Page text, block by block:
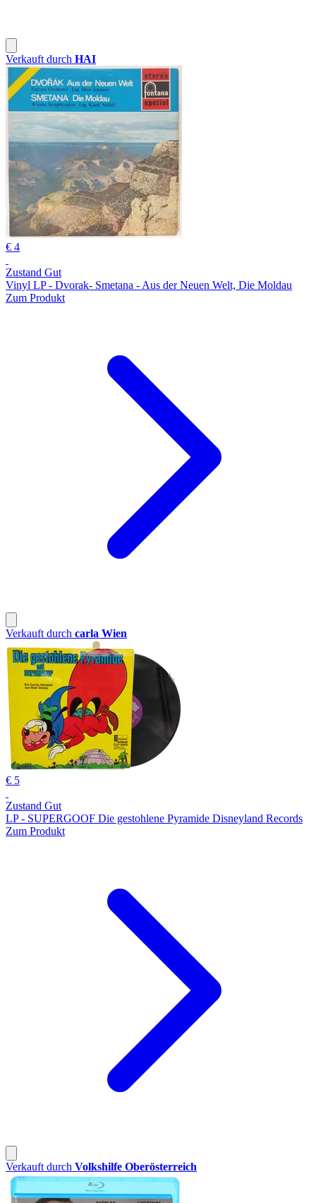
Verkauft durch HAI
€ 4
Zustand Gut
Vinyl LP - Dvorak- Smetana - Aus der Neuen Welt, Die Moldau
Zum Produkt
Verkauft durch carla Wien
€ 5
Zustand Gut
LP - SUPERGOOF Die gestohlene Pyramide Disneyland Records
Zum Produkt
Verkauft durch Volkshilfe Oberösterreich